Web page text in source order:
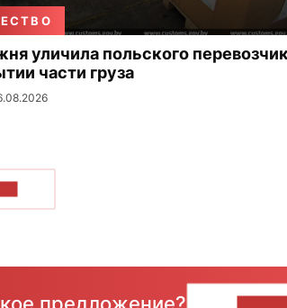
уличила польского
части груза